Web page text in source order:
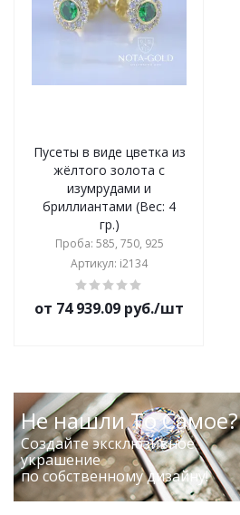
Пусеты в виде цветка из
жёлтого золота с
изумрудами и
бриллиантами (Вес: 4
гр.)
Проба: 585, 750, 925
Артикул: i2134
от 74 939.09 руб./шт
Не нашли То Самое?
Создайте эксклюзивное
украшение
по собственному дизайну!